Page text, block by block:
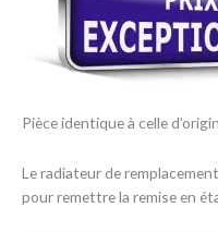
Pièce identique à celle
Le radiateur de
pour remettre la remise en